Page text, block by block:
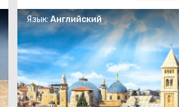
Язык:Английский